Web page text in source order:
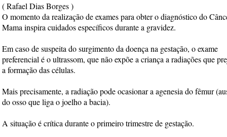
( Rafael Dias Borges )
O momento da realização de exames para obter o diagnóstico do
Mama inspira cuidados específicos durante a gravidez.
Em caso de suspeita do surgimento da doença na gestação, o exame
preferencial é o ultrassom, que não expõe a criança a radiações que
a formação das células.
Mais precisamente, a radiação pode ocasionar a agenesia do fêmur
do osso que liga o joelho a bacia).
A situação é crítica durante o primeiro trimestre de gestação.